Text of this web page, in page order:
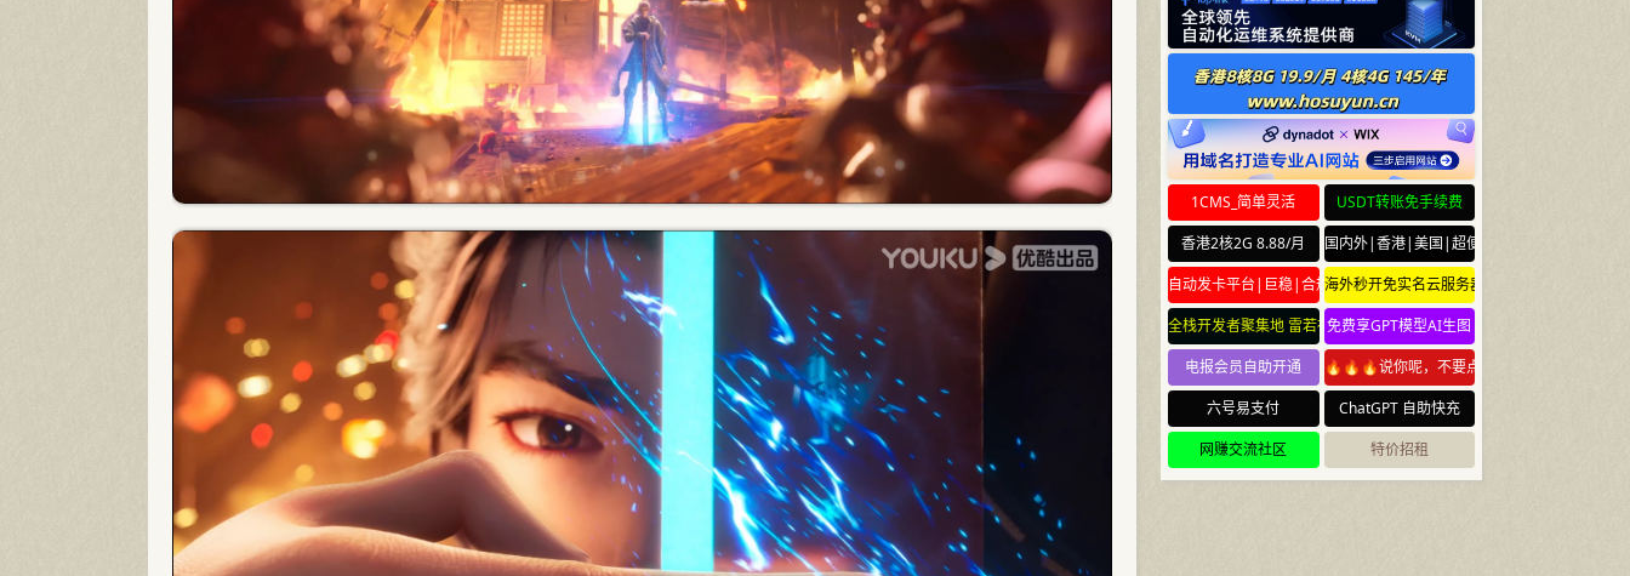
1CMS_简单灵活
USDT转账免手续费
香港2核2G 8.88/月
国内外|香港|美国|超便宜云服务器
自动发卡平台|巨稳|合规海外秒开免实名云服务器
全栈开发者聚集地 雷若社区 leiruo.com
免费享GPT模型AI生图
电报会员自助开通
🔥🔥🔥说你呢，不要点🔥🔥🔥
六号易支付
ChatGPT 自助快充
网赚交流社区
特价招租